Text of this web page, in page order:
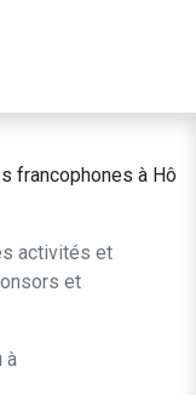
francophones à Hô
activités et
et
à